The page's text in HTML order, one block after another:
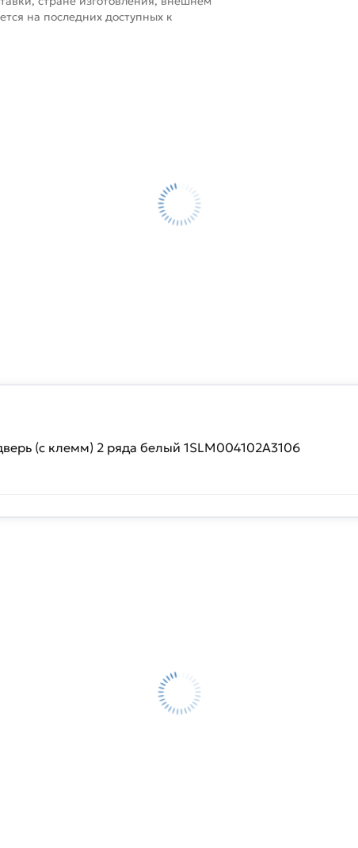
на последних доступных к
(с клемм) 2 ряда белый 1SLM004102A3106